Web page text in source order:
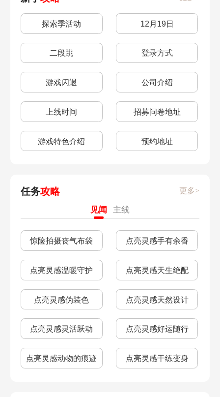
探索季活动 12月19日
二段跳 登录方式
游戏闪退 公司介绍
上线时间 招募问卷地址
游戏特色介绍 预约地址
任务攻略 更多>
见闻 主线
惊险拍摄丧气布袋 点亮灵感手有余香
点亮灵感温暖守护 点亮灵感天生绝配
点亮灵感伪装色 点亮灵感天然设计
点亮灵感灵活跃动 点亮灵感好运随行
点亮灵感动物的痕迹 点亮灵感干练变身